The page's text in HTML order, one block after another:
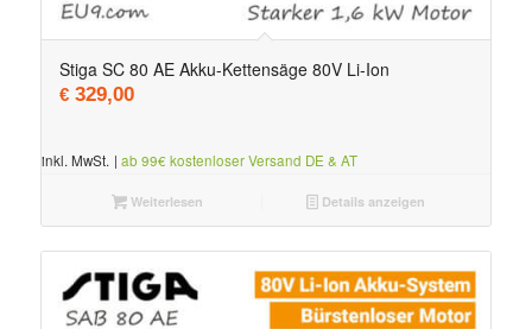
Stiga SC 80 AE Akku-Kettensäge 80V Li-Ion
€329,00
inkl. MwSt. | ab 99€ kostenloser Versand DE & AT
Weiterlesen Details anzeigen